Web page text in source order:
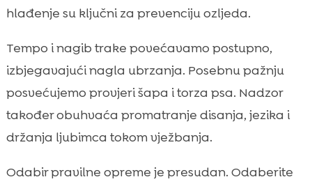
hlađenje su ključni za prevenciju ozljeda.
Tempo i nagib trake povećavamo postupno,
izbjegavajući nagla ubrzanja. Posebnu pažnju
posvećujemo provjeri šapa i torza psa. Nadzor
također obuhvaća promatranje disanja, jezika i
držanja ljubimca tokom vježbanja.
Odabir pravilne opreme je presudan. Odaberite